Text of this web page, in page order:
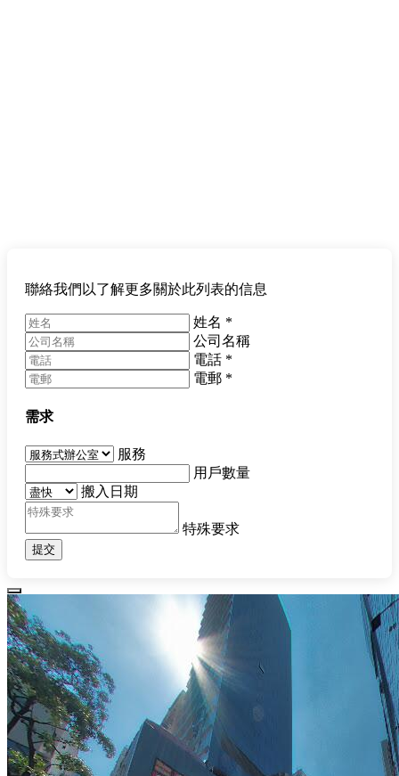
聯絡我們以了解更多關於此列表的信息
姓名 *
公司名稱
電話 *
電郵 *
需求
服務
用戶數量
搬入日期
特殊要求
提交